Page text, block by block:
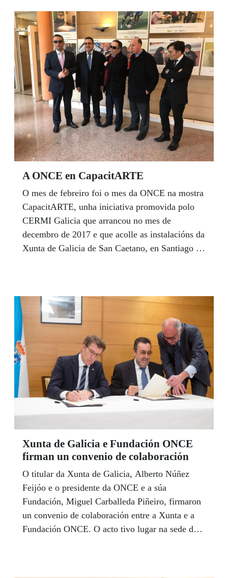
especial atención á evolución social e ao
inconformismo como parte esencial do ADN da
ONCE. Nesta convocatoria, o Xurado valorará
de xeito especial cómo outra forma de facer e
pensar trasforma a sociedade e faina evolucionar.
A ONCE en CapacitARTE
O mes de febreiro foi o mes da ONCE na mostra
CapacitARTE, unha iniciativa promovida polo
CERMI Galicia que arrancou no mes de
decembro de 2017 e que acolle as instalacións da
Xunta de Galicia de San Caetano, en Santiago de
implicados na Organización. A inauguración da
mostra da ONCE estivo presidida polo
conselleiro de Política Social, José Manuel Rey
Varela, con asistencia do presidente do Consello
Territorial da ONCE e vicepresidente do CERMI
Galicia, Carlos Fernández Lamigueiro.
Xunta de Galicia e Fundación ONCE
firman un convenio de colaboración
O titular da Xunta de Galicia, Alberto Núñez
Feijóo e o presidente da ONCE e a súa
Fundación, Miguel Carballeda Piñeiro, firmaron
un convenio de colaboración entre a Xunta e a
Fundación ONCE. O acto tivo lugar na sede da